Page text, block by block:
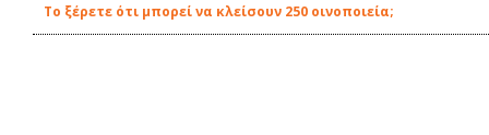
Το ξέρετε ότι μπορεί να κλείσουν 250 οινοποιεία;